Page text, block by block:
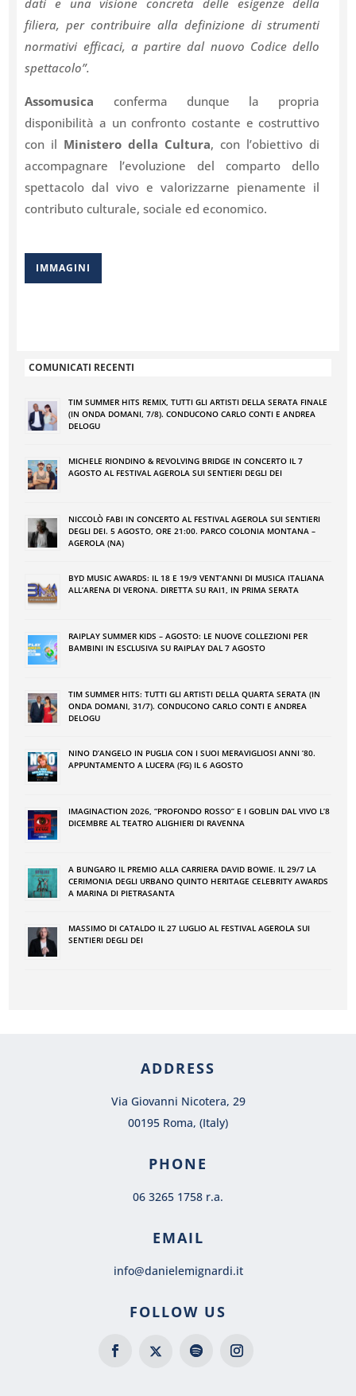
filiera, per contribuire alla definizione di strumenti
normativi efficaci, a partire dal nuovo Codice dello
spettacolo”.
Assomusica conferma dunque la propria
disponibilità a un confronto costante e costruttivo
con il Ministero della Cultura, con l’obiettivo di
accompagnare l’evoluzione del comparto dello
spettacolo dal vivo e valorizzarne pienamente il
contributo culturale, sociale ed economico.
IMMAGINI
COMUNICATI RECENTI
TIM SUMMER HITS REMIX, TUTTI GLI ARTISTI DELLA SERATA FINALE
(IN ONDA DOMANI, 7/8). CONDUCONO CARLO CONTI E ANDREA
DELOGU
MICHELE RIONDINO & REVOLVING BRIDGE IN CONCERTO IL 7
AGOSTO AL FESTIVAL AGEROLA SUI SENTIERI DEGLI DEI
NICCOLÒ FABI IN CONCERTO AL FESTIVAL AGEROLA SUI SENTIERI
DEGLI DEI. 5 AGOSTO, ORE 21:00. PARCO COLONIA MONTANA –
AGEROLA (NA)
BYD MUSIC AWARDS: IL 18 E 19/9 VENT’ANNI DI MUSICA ITALIANA
ALL’ARENA DI VERONA. DIRETTA SU RAI1, IN PRIMA SERATA
RAIPLAY SUMMER KIDS – AGOSTO: LE NUOVE COLLEZIONI PER
BAMBINI IN ESCLUSIVA SU RAIPLAY DAL 7 AGOSTO
TIM SUMMER HITS: TUTTI GLI ARTISTI DELLA QUARTA SERATA (IN
ONDA DOMANI, 31/7). CONDUCONO CARLO CONTI E ANDREA
DELOGU
NINO DʼANGELO IN PUGLIA CON I SUOI MERAVIGLIOSI ANNI ʼ80.
APPUNTAMENTO A LUCERA (FG) IL 6 AGOSTO
IMAGINACTION 2026, “PROFONDO ROSSO” E I GOBLIN DAL VIVO L’8
DICEMBRE AL TEATRO ALIGHIERI DI RAVENNA
A BUNGARO IL PREMIO ALLA CARRIERA DAVID BOWIE. IL 29/7 LA
CERIMONIA DEGLI URBANO QUINTO HERITAGE CELEBRITY AWARDS
A MARINA DI PIETRASANTA
MASSIMO DI CATALDO IL 27 LUGLIO AL FESTIVAL AGEROLA SUI
SENTIERI DEGLI DEI
ADDRESS
Via Giovanni Nicotera, 29
00195 Roma, (Italy)
PHONE
06 3265 1758 r.a.
EMAIL
info@danielemignardi.it
FOLLOW US